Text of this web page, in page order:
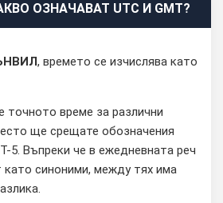
ОЗНАЧАВАТ UTC И GMT?
, времето се изчислява като
точното време за различни
ще срещате обозначения
5. Въпреки че в ежедневната реч
като синоними, между тях има